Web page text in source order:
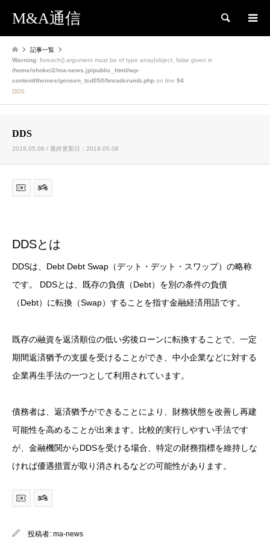
M&A通信 検索
記事一覧
Warning: foreach() argument must be of type array|object, false given in
/home/shokei2/ma-news.jp/public_html/wp-
content/themes/gensen_tcd050/breadcrumb.php on line 94
DDS
DDS
2019.05.08 / 最終更新日：2019.05.08
DDSとは
DDSは、Debt Debt Swap（デット・デット・スワップ）の略称
です。 DDSとは、既存の負債（Debt）を別の条件の負債
（Debt）に転換（Swap）することを指す金融経済用語です。
既存の融資を返済順位の低い劣後ローンに転換することで、一定
期間返済猶予の支援を受けることができ、中小企業などに対する
企業再生手法の一つとして利用されています。
債務者は、返済猶予ができることにより、財務状態を改善し再建
可能性を高めることが出来ます。比較的実行しやすい手法です
が、金融機関からDDSを受ける場合、特定の財務指標を維持しな
ければ優遇措置が取り消されるなどの可能性があります。
投稿者: ma-news